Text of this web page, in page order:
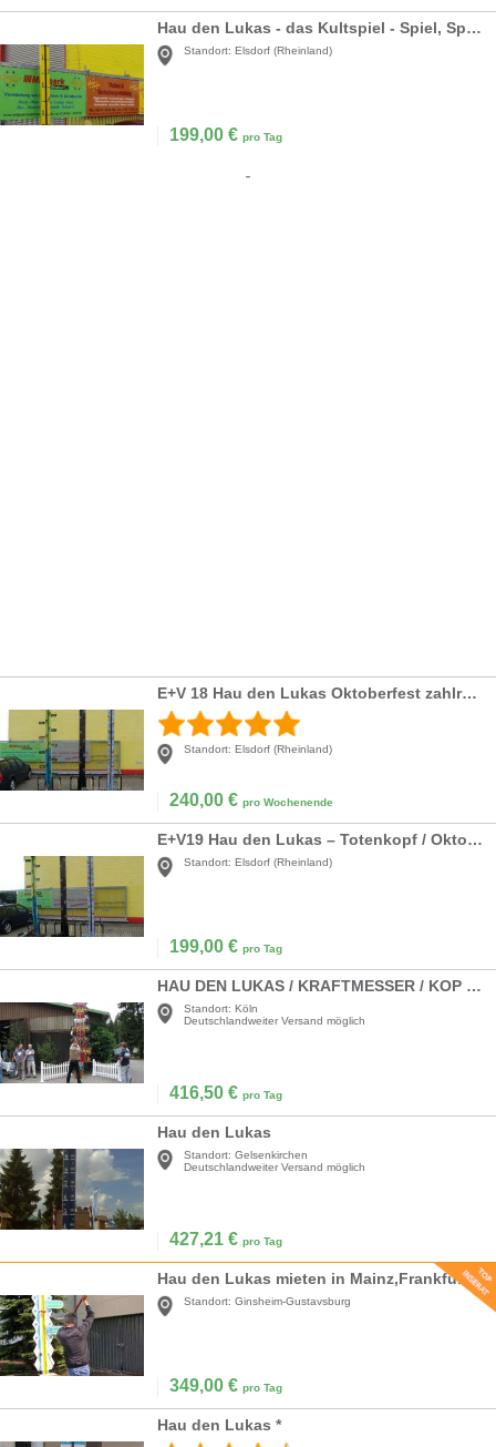
Hau den Lukas - das Kultspiel - Spiel, Sport & Spaß in einem zum Top Preis
Standort: Elsdorf (Rheinland)
199,00 € pro Tag
E+V 18 Hau den Lukas Oktoberfest zahlreiche Eventartikel vorrätig
Standort: Elsdorf (Rheinland)
240,00 € pro Wochenende
E+V19 Hau den Lukas – Totenkopf / Oktoberfest / Standard
Standort: Elsdorf (Rheinland)
199,00 € pro Tag
HAU DEN LUKAS / KRAFTMESSER / KOP VAN JUT
Standort: Köln
Deutschlandweiter Versand möglich
416,50 € pro Tag
Hau den Lukas
Standort: Gelsenkirchen
Deutschlandweiter Versand möglich
427,21 € pro Tag
Hau den Lukas mieten in Mainz,Frankfurt Main
Standort: Ginsheim-Gustavsburg
349,00 € pro Tag
Hau den Lukas *